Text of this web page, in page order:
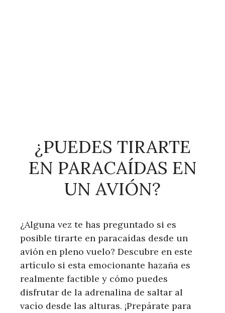
¿PUEDES TIRARTE
EN PARACAÍDAS EN
UN AVIÓN?
¿Alguna vez te has preguntado si es
posible tirarte en paracaídas desde un
avión en pleno vuelo? Descubre en este
artículo si esta emocionante hazaña es
realmente factible y cómo puedes
disfrutar de la adrenalina de saltar al
vacío desde las alturas. ¡Prepárate para